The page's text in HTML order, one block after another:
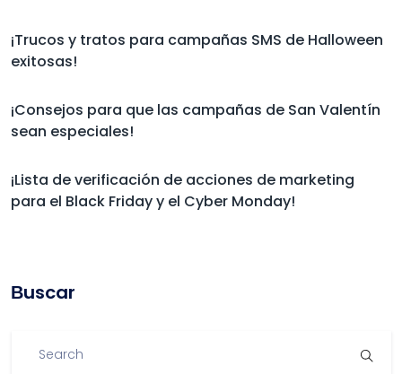
¡Trucos y tratos para campañas SMS de Halloween
exitosas!
¡Consejos para que las campañas de San Valentín
sean especiales!
¡Lista de verificación de acciones de marketing
para el Black Friday y el Cyber Monday!
Βuscar